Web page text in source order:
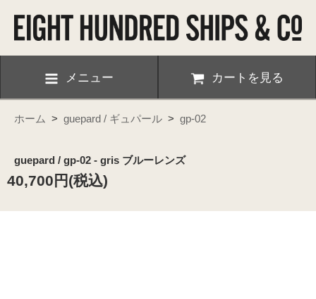
メニュー カートを見る
ホーム > guepard / ギュパール > gp-02
guepard / gp-02 - gris ブルーレンズ
40,700円(税込)